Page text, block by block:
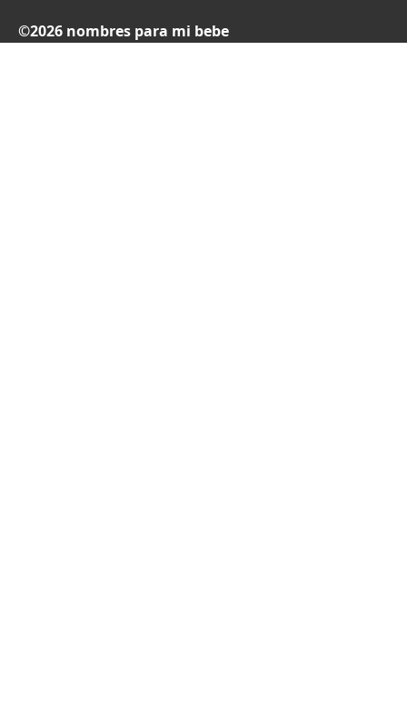
©2026 nombres para mi bebe